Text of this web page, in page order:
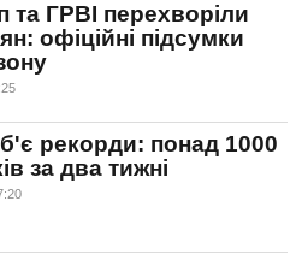
та ГРВІ перехворіли
офіційні підсумки
рекорди: понад 1000
за два тижні